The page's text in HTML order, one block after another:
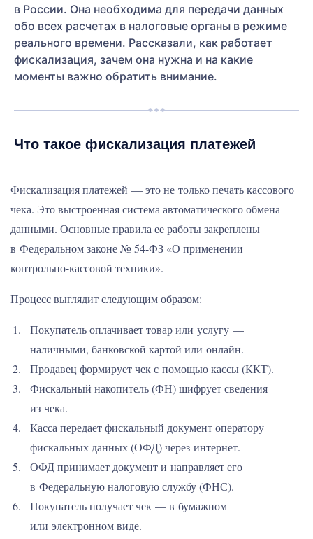
в России. Она необходима для передачи данных
обо всех расчетах в налоговые органы в режиме
реального времени. Рассказали, как работает
фискализация, зачем она нужна и на какие
моменты важно обратить внимание.
Что такое фискализация платежей
Фискализация платежей — это не только печать кассового
чека. Это выстроенная система автоматического обмена
данными. Основные правила ее работы закреплены
в Федеральном законе № 54-ФЗ «О применении
контрольно-кассовой техники».
Процесс выглядит следующим образом:
Покупатель оплачивает товар или услугу —
наличными, банковской картой или онлайн.
Продавец формирует чек с помощью кассы (ККТ).
Фискальный накопитель (ФН) шифрует сведения
из чека.
Касса передает фискальный документ оператору
фискальных данных (ОФД) через интернет.
ОФД принимает документ и направляет его
в Федеральную налоговую службу (ФНС).
Покупатель получает чек — в бумажном
или электронном виде.